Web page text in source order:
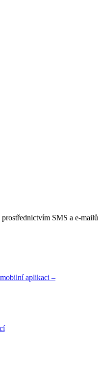
prostřednictvím SMS a e-mailů
mobilní aplikaci –